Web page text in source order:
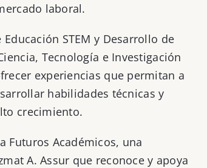
laboral.
STEM y Desarrollo de
Tecnología e Investigación
experiencias que permitan a
habilidades técnicas y
crecimiento.
Futuros Académicos, una
A. Assur que reconoce y apoya